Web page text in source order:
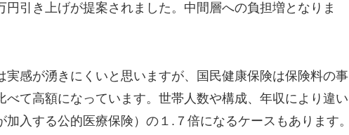
引き上げが提案されました。中間層への負担増となりま
感が湧きにくいと思いますが、国民健康保険は保険料の事
て高額になっています。世帯人数や構成、年収により違い
入する公的医療保険）の１.７倍になるケースもあります。